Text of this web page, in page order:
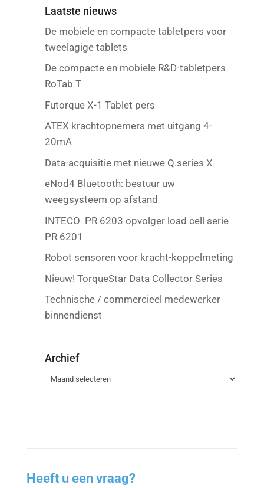
Laatste nieuws
De mobiele en compacte tabletpers voor
tweelagige tablets
De compacte en mobiele R&D-tabletpers
RoTab T
Futorque X-1 Tablet pers
ATEX krachtopnemers met uitgang 4-
20mA
Data-acquisitie met nieuwe Q.series X
eNod4 Bluetooth: bestuur uw
weegsysteem op afstand
INTECO PR 6203 opvolger load cell serie
PR 6201
Robot sensoren voor kracht-koppelmeting
Nieuw! TorqueStar Data Collector Series
Technische / commercieel medewerker
binnendienst
Archief
Archief
Heeft u een vraag?